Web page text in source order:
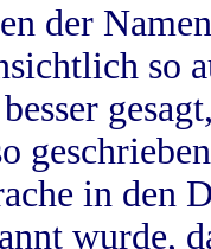
der
so
in
wurde,